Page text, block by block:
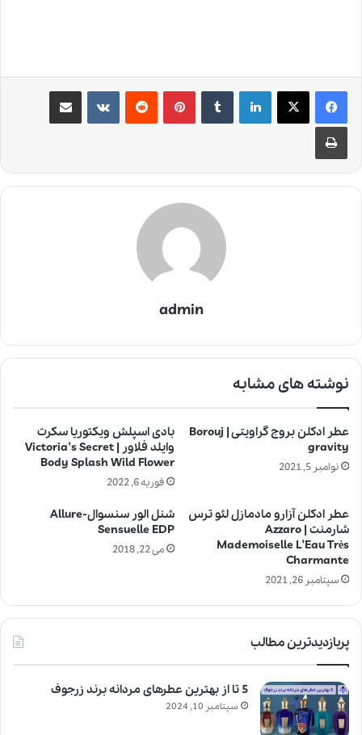
لینکدین ‫پین‌ترست ‫رددیت
چاپ
admin
نوشته های مشابه
عطر ادکلن بروج گراویتی | Borouj
gravity
نوامبر 5, 2021
بادی اسپلش ویکتوریا سکرت
وایلد فلاور | Victoria’s Secret
Body Splash Wild Flower
فوریه 6, 2022
عطر ادکلن آزارو مادمازل لئو ترس
شارمنت | Azzaro
Mademoiselle L’Eau Très
Charmante
سپتامبر 26, 2021
شنل الور سنسوال-Allure
Sensuelle EDP
می 22, 2018
پربازدیدترین مطالب
5 تا از بهترین عطرهای مردانه برند زرجوف
سپتامبر 10, 2024